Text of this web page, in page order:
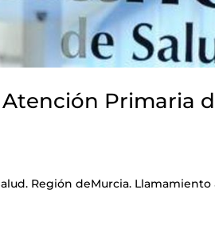
Primaria
Región deMurcia. Llamamiento